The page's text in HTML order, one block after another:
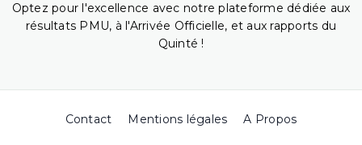
Optez pour l'excellence avec notre plateforme dédiée aux
résultats PMU, à l'Arrivée Officielle, et aux rapports du
Quinté !
Contact Mentions légales A Propos